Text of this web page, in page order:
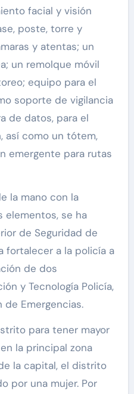
facial y visión
poste, torre y
y atentas; un
un remolque móvil
equipo para el
soporte de vigilancia
de datos, para el
así como un tótem,
emergente para rutas
la mano con la
elementos, se ha
de Seguridad de
fortalecer a la policía a
de dos
y Tecnología Policía,
Emergencias.
para tener mayor
la principal zona
la capital, el distrito
por una mujer. Por